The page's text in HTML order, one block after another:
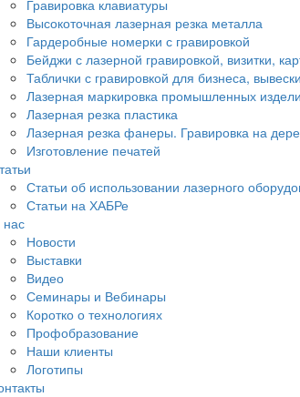
Гравировка клавиатуры
Высокоточная лазерная резка металла
Гардеробные номерки с гравировкой
Бейджи с лазерной гравировкой, визитки,
Таблички с гравировкой для бизнеса,
Лазерная маркировка промышленных
Лазерная резка пластика
Лазерная резка фанеры. Гравировка на
Изготовление печатей
Статьи об использовании лазерного
Статьи на ХАБРе
Новости
Выставки
Видео
Семинары и Вебинары
Коротко о технологиях
Профобразование
Наши клиенты
Логотипы